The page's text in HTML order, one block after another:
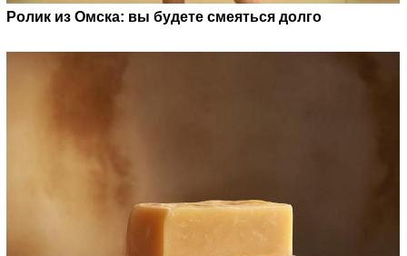
Ролик из Омска: вы будете смеяться долго